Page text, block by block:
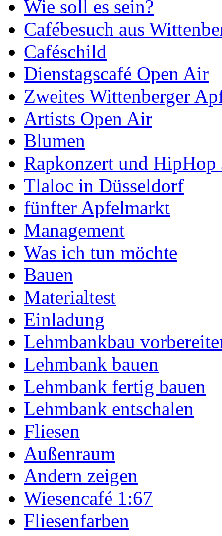
Wie soll es sein?
Cafébesuch aus
Caféschild
Dienstagscafé Open Air
Zweites Wittenberger
Artists Open Air
Blumen
Rapkonzert und HipHop
Tlaloc in Düsseldorf
fünfter Apfelmarkt
Management
Was ich tun möchte
Bauen
Materialtest
Einladung
Lehmbankbau
Lehmbank bauen
Lehmbank fertig bauen
Lehmbank entschalen
Fliesen
Außenraum
Andern zeigen
Wiesencafé 1:67
Fliesenfarben